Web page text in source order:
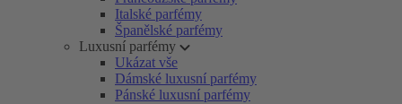
Italské parfémy
Španělské parfémy
Luxusní parfémy
Ukázat vše
Dámské luxusní parfémy
Pánské luxusní parfémy